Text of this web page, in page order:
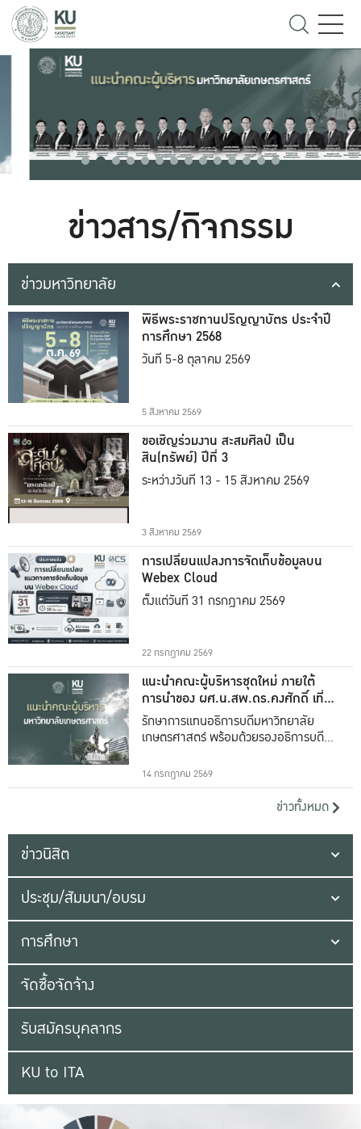
ข่าวสาร/กิจกรรม
ข่าวมหาวิทยาลัย
พิธีพระราชทานปริญญาบัตร ประจำปี
การศึกษา 2568
วันที่ 5-8 ตุลาคม 2569
5 สิงหาคม 2569
ขอเชิญร่วมงาน สะสมศิลป์ เป็น
สิน(ทรัพย์) ปีที่ 3
ระหว่างวันที่ 13 - 15 สิงหาคม 2569
3 สิงหาคม 2569
การเปลี่ยนแปลงการจัดเก็บข้อมูลบน
Webex Cloud
ตั้งแต่วันที่ 31 กรกฎาคม 2569
22 กรกฎาคม 2569
แนะนำคณะผู้บริหารชุดใหม่ ภายใต้
การนำของ ผศ.น.สพ.ดร.คงศักดิ์ เที่ยง
ธรรม
รักษาการแทนอธิการบดีมหาวิทยาลัย
เกษตรศาสตร์ พร้อมด้วยรองอธิการบดีทั้ง
14 กรกฎาคม 2569
ข่าวทั้งหมด
ข่าวนิสิต
ประชุม/สัมมนา/อบรม
การศึกษา
จัดซื้อจัดจ้าง
รับสมัครบุคลากร
KU to ITA